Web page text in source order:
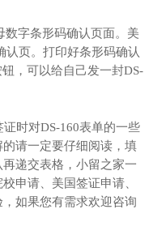
数字条形码确认页面。美
认页。打印好条形码确认
，可以给自己发一封DS-
时对DS-160表单的一些
请一定要仔细阅读，填
递交表格，小留之家一
申请、美国签证申请、
如果您有需求欢迎咨询